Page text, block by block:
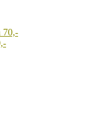
70,-